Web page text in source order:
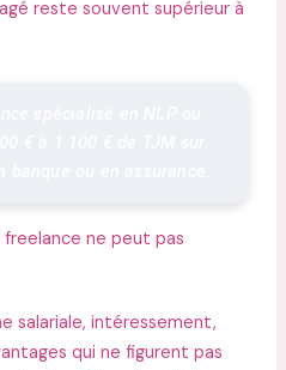
reste souvent supérieur à
ne peut pas
salariale, intéressement,
qui ne figurent pas